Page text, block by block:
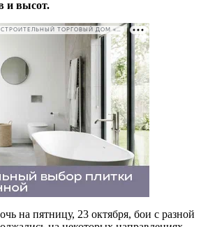
и высот.
РЕКЛАМА • ООО СТРОИТЕЛЬНЫЙ ТОРГОВЫЙ ДОМ «ПЕТРОВИЧ». ИНН: 7802348846
на пятницу, 23 октября, бои с разной